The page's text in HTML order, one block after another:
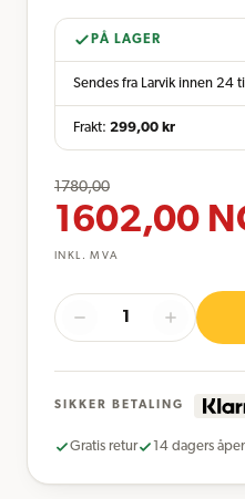
PÅ LAGER
Sendes fra Larvik innen 24
Frakt: 299,00 kr
1780,00
1602,00
INKL. MVA
SIKKER BETALING
Gratis retur 14 dagers